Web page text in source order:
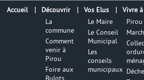
Accueil
Découvrir
La
commune
Comment
venir à
Pirou
Foire aux
Bulots
Vos Elus
Le Maire
Le Conseil
Municipal
Les
conseils
municipaux
Vivre